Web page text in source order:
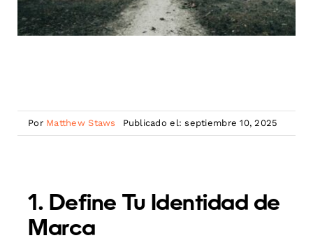
Por Matthew Staws Publicado el: septiembre 10, 2025
1. Define Tu Identidad de
Marca